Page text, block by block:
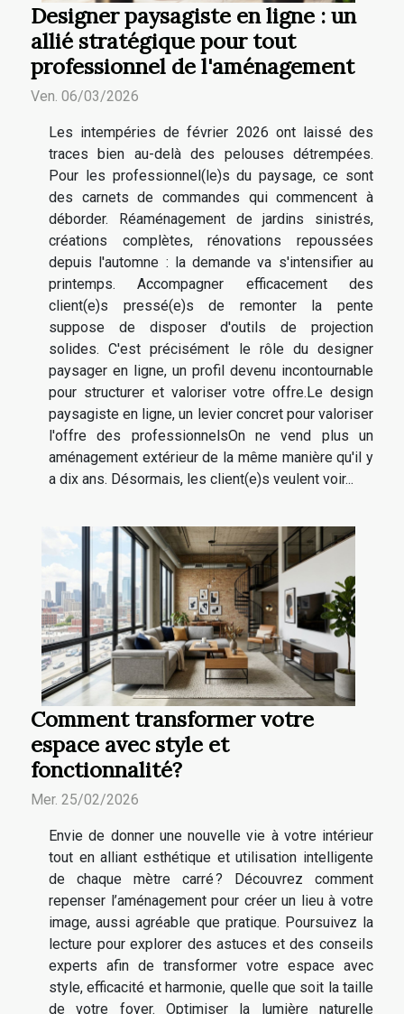
Designer paysagiste en ligne : un
allié stratégique pour tout
professionnel de l'aménagement
Ven. 06/03/2026
Les intempéries de février 2026 ont laissé des
traces bien au-delà des pelouses détrempées.
Pour les professionnel(le)s du paysage, ce sont
des carnets de commandes qui commencent à
déborder. Réaménagement de jardins sinistrés,
créations complètes, rénovations repoussées
depuis l'automne : la demande va s'intensifier au
printemps. Accompagner efficacement des
client(e)s pressé(e)s de remonter la pente
suppose de disposer d'outils de projection
solides. C'est précisément le rôle du designer
paysager en ligne, un profil devenu incontournable
pour structurer et valoriser votre offre.Le design
paysagiste en ligne, un levier concret pour valoriser
l'offre des professionnelsOn ne vend plus un
aménagement extérieur de la même manière qu'il y
a dix ans. Désormais, les client(e)s veulent voir...
Comment transformer votre
espace avec style et
fonctionnalité?
Mer. 25/02/2026
Envie de donner une nouvelle vie à votre intérieur
tout en alliant esthétique et utilisation intelligente
de chaque mètre carré ? Découvrez comment
repenser l’aménagement pour créer un lieu à votre
image, aussi agréable que pratique. Poursuivez la
lecture pour explorer des astuces et des conseils
experts afin de transformer votre espace avec
style, efficacité et harmonie, quelle que soit la taille
de votre foyer. Optimiser la lumière naturelle